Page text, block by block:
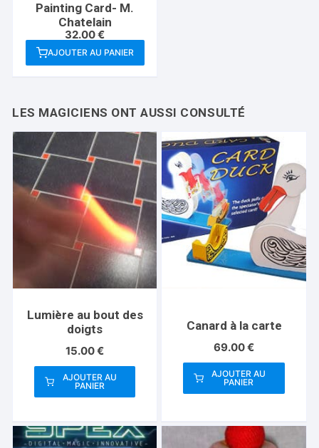
Painting Card- M.
Chatelain
32.00€
AJOUTER AU PANIER
Lumière au bout des
doigts
15.00€
AJOUTER AU
PANIER
Canard à la carte
69.00€
AJOUTER AU
PANIER